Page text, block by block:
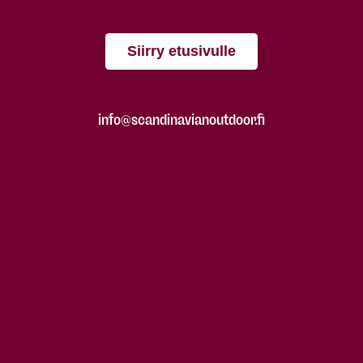
Siirry etusivulle
info@scandinavianoutdoor.fi